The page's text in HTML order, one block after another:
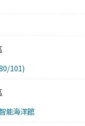
101)
能海洋館